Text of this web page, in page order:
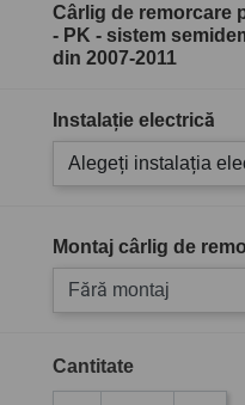
Cârlig de remorcare
- PK - sistem
din 2007-2011
Instalație electrică
Alegeți instalația
Montaj cârlig de
Fără montaj
Cantitate